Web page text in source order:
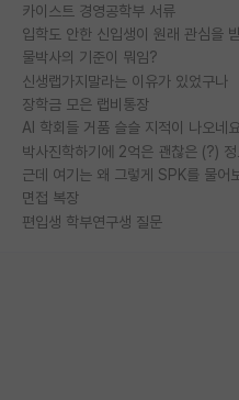
카이스트 경영공학부 서류
입학도 안한 신입생이 원래 관심을
물박사의 기준이 뭐임?
신생랩가지말라는 이유가 있었구나
장학금 모은 랩비통장
AI 학회들 거품 슬슬 지적이 나오네
근데 여기는 왜 그렇게 SPK를 물어
면접 복장
편입생 학부연구생 질문